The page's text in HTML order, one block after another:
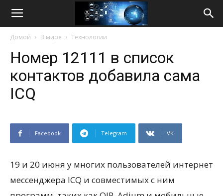
Life
Домой В мире Технологии
Номер 12111 в список
контактов добавила сама
ICQ
Facebook Telegram VK
19 и 20 июня у многих пользователей интернет
мессенджера ICQ и совместимых с ним